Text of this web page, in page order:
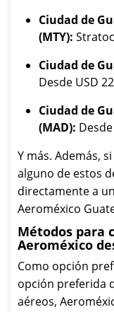
Ciudad de
(MTY):
Ciudad de
Desde USD
Ciudad de
(MAD):
Y más. Además,
alguno de estos
directamente a
Aeroméxico
Métodos para
Aeroméxico
Como opción
opción preferida
aéreos,